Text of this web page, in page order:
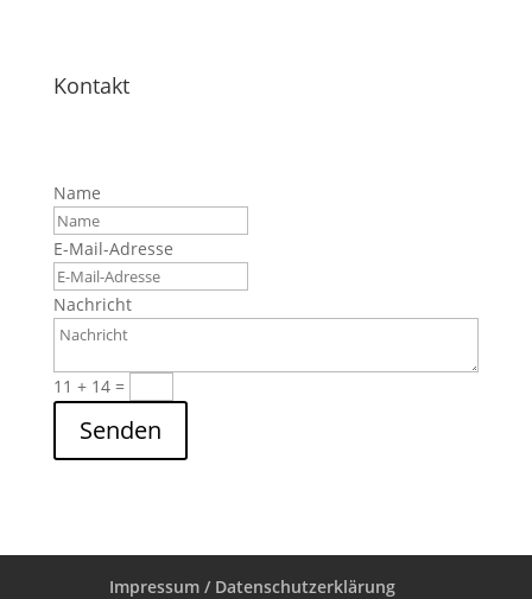
Kontakt
Name
E-Mail-Adresse
Nachricht
11 + 14=
Senden
Impressum / Datenschutzerklärung